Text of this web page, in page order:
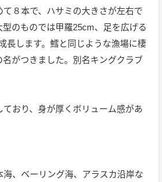
８本で、ハサミの大きさが左右で
のものでは甲羅25cm、足を広げる
長します。鱈と同じような漁場に棲
名がつきました。別名キングクラブ
おり、身が厚くボリューム感があ
、ベーリング海、アラスカ沿岸な